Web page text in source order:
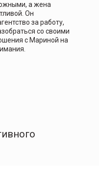
а жена
Он
за работу,
со своими
с Мариной на